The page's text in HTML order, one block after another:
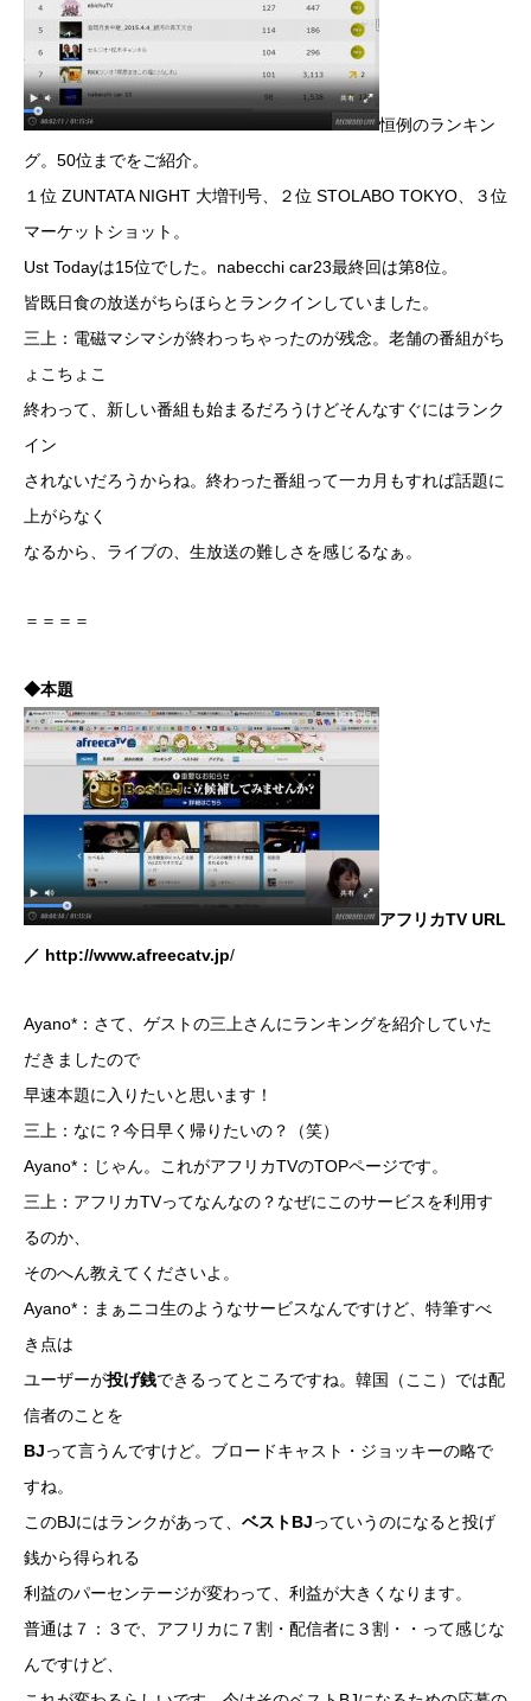
恒例のランキン
グ。50位までをご紹介。
１位 ZUNTATA NIGHT 大増刊号、２位 STOLABO TOKYO、３位
マーケットショット。
Ust Todayは15位でした。nabecchi car23最終回は第8位。
皆既日食の放送がちらほらとランクインしていました。
三上：電磁マシマシが終わっちゃったのが残念。老舗の番組がち
ょこちょこ
終わって、新しい番組も始まるだろうけどそんなすぐにはランク
イン
されないだろうからね。終わった番組って一カ月もすれば話題に
上がらなく
なるから、ライブの、生放送の難しさを感じるなぁ。
＝＝＝＝
◆本題
アフリカTV URL
／ http://www.afreecatv.jp/
Ayano*：さて、ゲストの三上さんにランキングを紹介していた
だきましたので
早速本題に入りたいと思います！
三上：なに？今日早く帰りたいの？（笑）
Ayano*：じゃん。これがアフリカTVのTOPページです。
三上：アフリカTVってなんなの？なぜにこのサービスを利用す
るのか、
そのへん教えてくださいよ。
Ayano*：まぁニコ生のようなサービスなんですけど、特筆すべ
き点は
ユーザーが投げ銭できるってところですね。韓国（ここ）では配
信者のことを
BJって言うんですけど。ブロードキャスト・ジョッキーの略で
すね。
このBJにはランクがあって、 ベストBJっていうのになると投げ
銭から得られる
利益のパーセンテージが変わって、利益が大きくなります。
普通は７：３で、アフリカに７割・配信者に３割・・って感じな
んですけど、